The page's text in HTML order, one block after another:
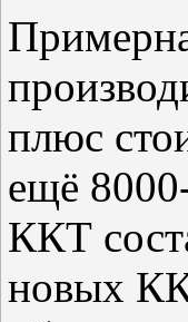
плюс
ещё
ККТ
новых